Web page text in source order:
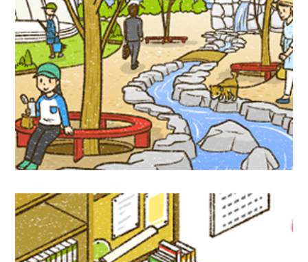
児童書イラスト『グリーンインフラって何
だろう？』PHP研究所